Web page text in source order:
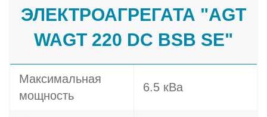
ЭЛЕКТРОАГРЕГАТА "AGT
WAGT 220 DC BSB SE"
Максимальная
мощность
6.5 кВа